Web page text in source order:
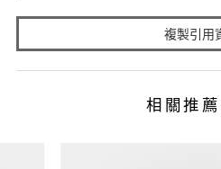
複製引用
相關推